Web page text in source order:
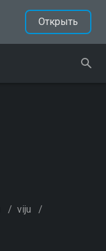
Открыть
/ viju /